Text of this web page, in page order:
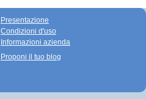
Presentazione
Condizioni d'uso
Informazioni azienda
Proponi il tuo blog